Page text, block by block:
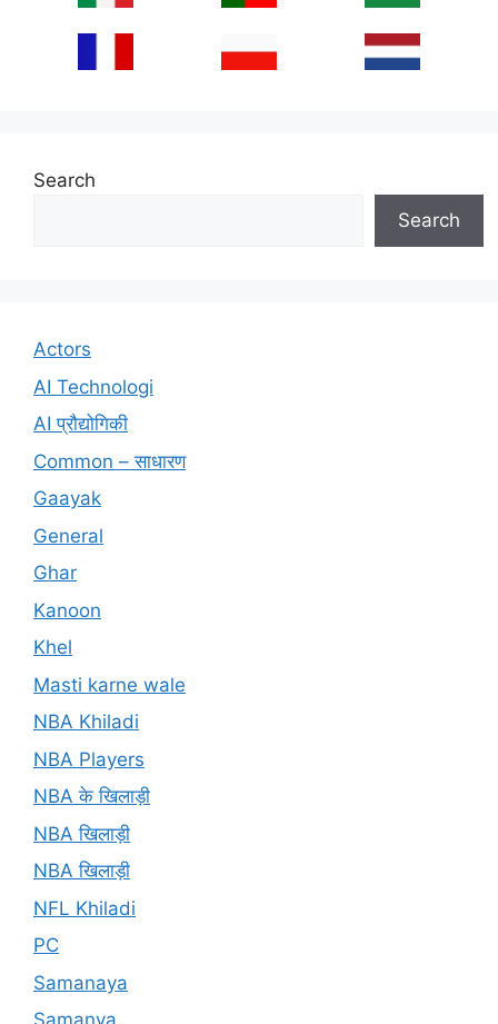
Search
Search
Actors
AI Technologi
AI प्रौद्योगिकी
Common – साधारण
Gaayak
General
Ghar
Kanoon
Khel
Masti karne wale
NBA Khiladi
NBA Players
NBA के खिलाड़ी
NBA खिलाड़ी
NBA खिलाड़ी
NFL Khiladi
PC
Samanaya